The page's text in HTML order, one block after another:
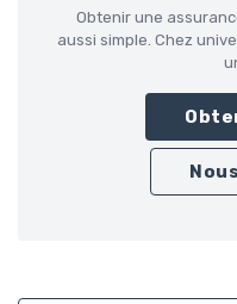
Obtenir une
aussi simple. Chez